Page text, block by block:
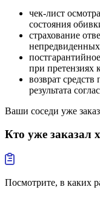
чек-лист
состояния
страхование
при претензиях
возврат
результата
Ваши соседи уже
Кто уже заказал
Посмотрите, в каких